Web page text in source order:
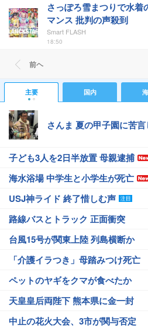
さっぽろ雪まつりで水
マンス 批判の声殺到
Smart FLASH
18:50
前ヘ
主要 国内
さんま 夏の甲子園に苦
子ども3人を2日半放置 母親逮捕
海水浴場 中学生と小学生が死亡
USJ神ライド 終了惜しむ声
路線バスとトラック 正面衝突
台風15号が関東上陸 列島横断か
「介護イラつき」母踏みつけ死亡
ペットのヤギをクマが食べたか
天皇皇后両陛下 熊本県に金一封
中止の花火大会、3市が関与否定